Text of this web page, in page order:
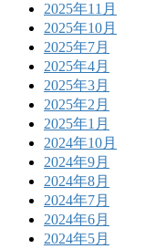
2025年11月
2025年10月
2025年7月
2025年4月
2025年3月
2025年2月
2025年1月
2024年10月
2024年9月
2024年8月
2024年7月
2024年6月
2024年5月